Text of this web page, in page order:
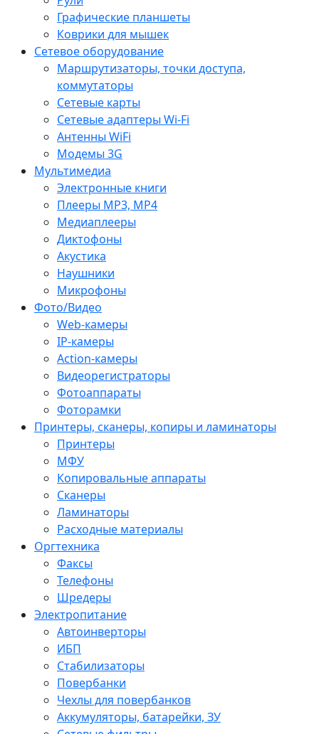
Графические планшеты
Коврики для мышек
Сетевое оборудование
Маршрутизаторы, точки доступа,
коммутаторы
Сетевые карты
Сетевые адаптеры Wi-Fi
Антенны WiFi
Модемы 3G
Мультимедиа
Электронные книги
Плееры MP3, MP4
Медиаплееры
Диктофоны
Акустика
Наушники
Микрофоны
Фото/Видео
Web-камеры
IP-камеры
Action-камеры
Видеорегистраторы
Фотоаппараты
Фоторамки
Принтеры, сканеры, копиры и ламинаторы
Принтеры
МФУ
Копировальные аппараты
Сканеры
Ламинаторы
Расходные материалы
Оргтехника
Факсы
Телефоны
Шредеры
Электропитание
Автоинверторы
ИБП
Стабилизаторы
Повербанки
Чехлы для повербанков
Аккумуляторы, батарейки, ЗУ